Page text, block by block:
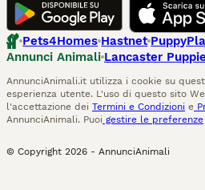
Pets4Homes Hastnet
Annunci Animali Lancaster
AnnunciAnimali.it utilizza i cookie su
esperienza utente. L'uso di questo sito
l'accettazione dei Termini e Condizioni e
AnnunciAnimali. Puoi gestire le preferenze
© Copyright 2026 - AnnunciAnimali